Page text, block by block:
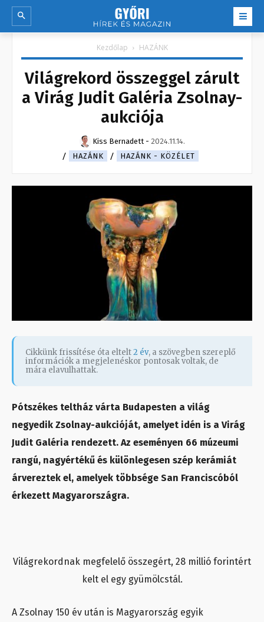
Kezdőlap HAZÁNK
Világrekord összeggel zárult
a Virág Judit Galéria Zsolnay-
aukciója
Kiss Bernadett - 2024.11.14.
HAZÁNK
HAZÁNK - KÖZÉLET
Cikkünk frissítése óta eltelt2 év, a szövegben szereplő
információk a megjelenéskor pontosak voltak, de
mára elavulhattak.
Pótszékes teltház várta Budapesten a világ
negyedik Zsolnay-aukcióját, amelyet idén is a Virág
Judit Galéria rendezett. Az eseményen 66 múzeumi
rangú, nagyértékű és különlegesen szép kerámiát
árvereztek el, amelyek többsége San Franciscóból
érkezett Magyarországra.
Világrekordnak megfelelő összegért, 28 millió forintért
kelt el egy gyümölcstál.
A Zsolnay 150 év után is Magyarország egyik